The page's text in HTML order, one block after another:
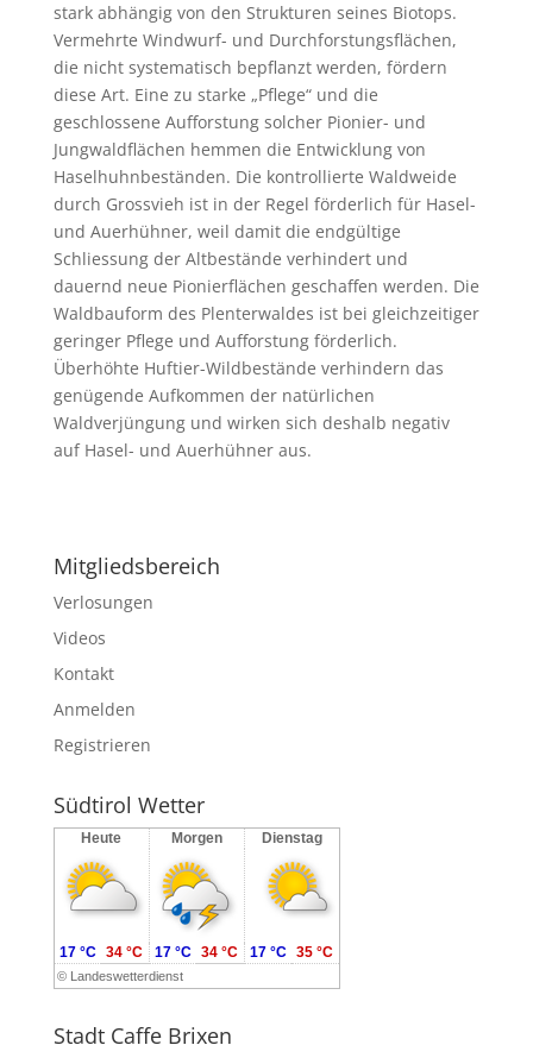
stark abhängig von den Strukturen seines Biotops.
Vermehrte Windwurf- und Durchforstungsflächen,
die nicht systematisch bepflanzt werden, fördern
diese Art. Eine zu starke „Pflege“ und die
geschlossene Auffor­stung solcher Pionier- und
Jungwaldflächen hemmen die Entwicklung von
Haselhuhnbestän­den. Die kontrollierte Waldweide
durch Grossvieh ist in der Regel förderlich für Hasel-
und Auerhühner, weil damit die endgültige
Schliessung der Altbestände verhindert und
dauernd neue Pionierflächen geschaffen werden. Die
Waldbauform des Plenterwaldes ist bei gleichzeitiger
geringer Pflege und Aufforstung förderlich.
Überhöhte Huftier-Wildbe­stände verhindern das
genügende Aufkommen der natürlichen
Waldverjüngung und wirken sich deshalb negativ
auf Hasel- und Auerhühner aus.
Mitgliedsbereich
Verlosungen
Videos
Kontakt
Anmelden
Registrieren
Südtirol Wetter
Heute Morgen Dienstag
© Landeswetterdienst
17 °C 34 °C 17 °C 34 °C 17 °C 35 °C
Stadt Caffe Brixen